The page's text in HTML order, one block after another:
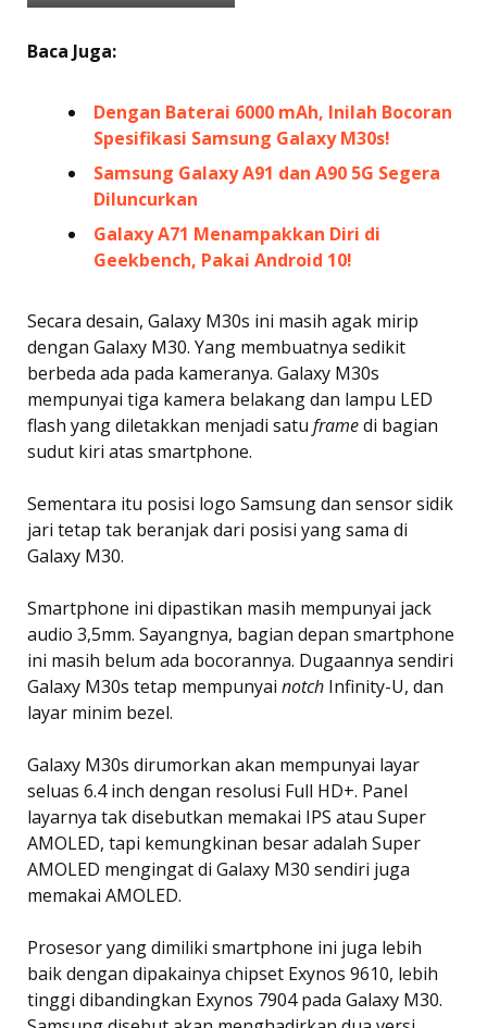
Baca Juga:
Dengan Baterai 6000 mAh, Inilah Bocoran
Spesifikasi Samsung Galaxy M30s!
Samsung Galaxy A91 dan A90 5G Segera
Diluncurkan
Galaxy A71 Menampakkan Diri di
Geekbench, Pakai Android 10!
Secara desain, Galaxy M30s ini masih agak mirip
dengan Galaxy M30. Yang membuatnya sedikit
berbeda ada pada kameranya. Galaxy M30s
mempunyai tiga kamera belakang dan lampu LED
flash yang diletakkan menjadi satu framedi bagian
sudut kiri atas smartphone.
Sementara itu posisi logo Samsung dan sensor sidik
jari tetap tak beranjak dari posisi yang sama di
Galaxy M30.
Smartphone ini dipastikan masih mempunyai jack
audio 3,5mm. Sayangnya, bagian depan smartphone
ini masih belum ada bocorannya. Dugaannya sendiri
Galaxy M30s tetap mempunyai notch Infinity-U, dan
layar minim bezel.
Galaxy M30s dirumorkan akan mempunyai layar
seluas 6.4 inch dengan resolusi Full HD+. Panel
layarnya tak disebutkan memakai IPS atau Super
AMOLED, tapi kemungkinan besar adalah Super
AMOLED mengingat di Galaxy M30 sendiri juga
memakai AMOLED.
Prosesor yang dimiliki smartphone ini juga lebih
baik dengan dipakainya chipset Exynos 9610, lebih
tinggi dibandingkan Exynos 7904 pada Galaxy M30.